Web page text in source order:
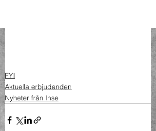
FYI
Aktuella erbjudanden
Nyheter från Inse